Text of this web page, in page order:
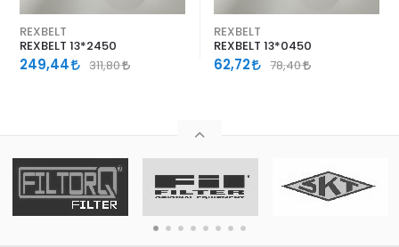
REXBELT
REXBELT 13*2450
249,44 311,80
REXBELT
REXBELT 13*0450
62,72 78,40